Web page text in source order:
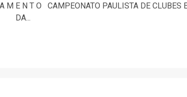
M E N T O CAMPEONATO PAULISTA DE CLUBES